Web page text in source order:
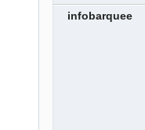
infobarquee